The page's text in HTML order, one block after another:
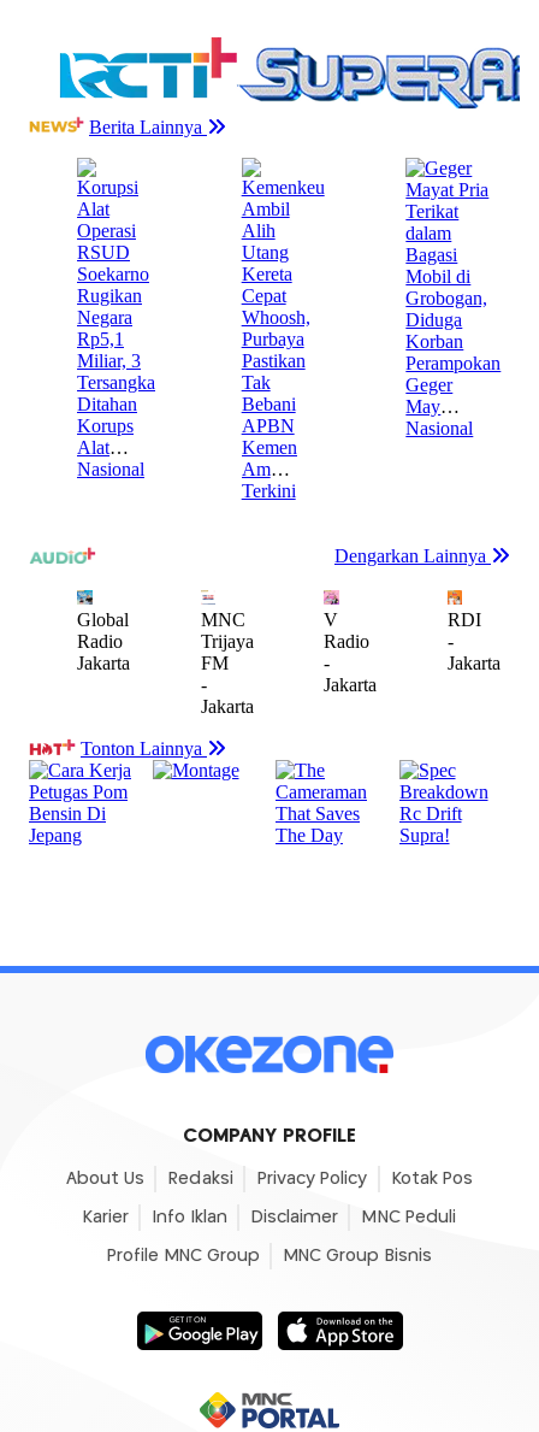
COMPANY PROFILE
About Us Redaksi Privacy Policy Kotak Pos
Karier Info Iklan Disclaimer MNC Peduli
Profile MNC Group MNC Group Bisnis